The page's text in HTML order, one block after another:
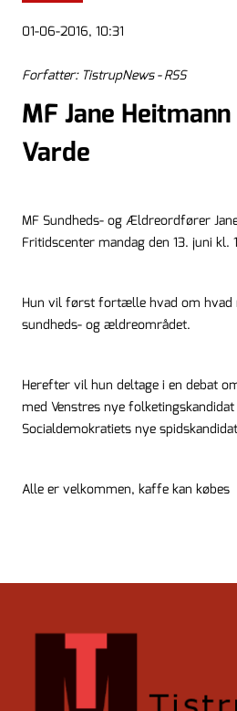
01-06-2016, 10:31
Forfatter: TistrupNews - RSS
MF Jane
Varde
MF Sundheds- og Ældreordfører
Fritidscenter mandag den 13. juni kl.
Hun vil først fortælle hvad om hvad
sundheds- og ældreområdet.
Herefter vil hun deltage i en debat
med Venstres nye
Socialdemokratiets nye
Alle er velkommen, kaffe kan købes